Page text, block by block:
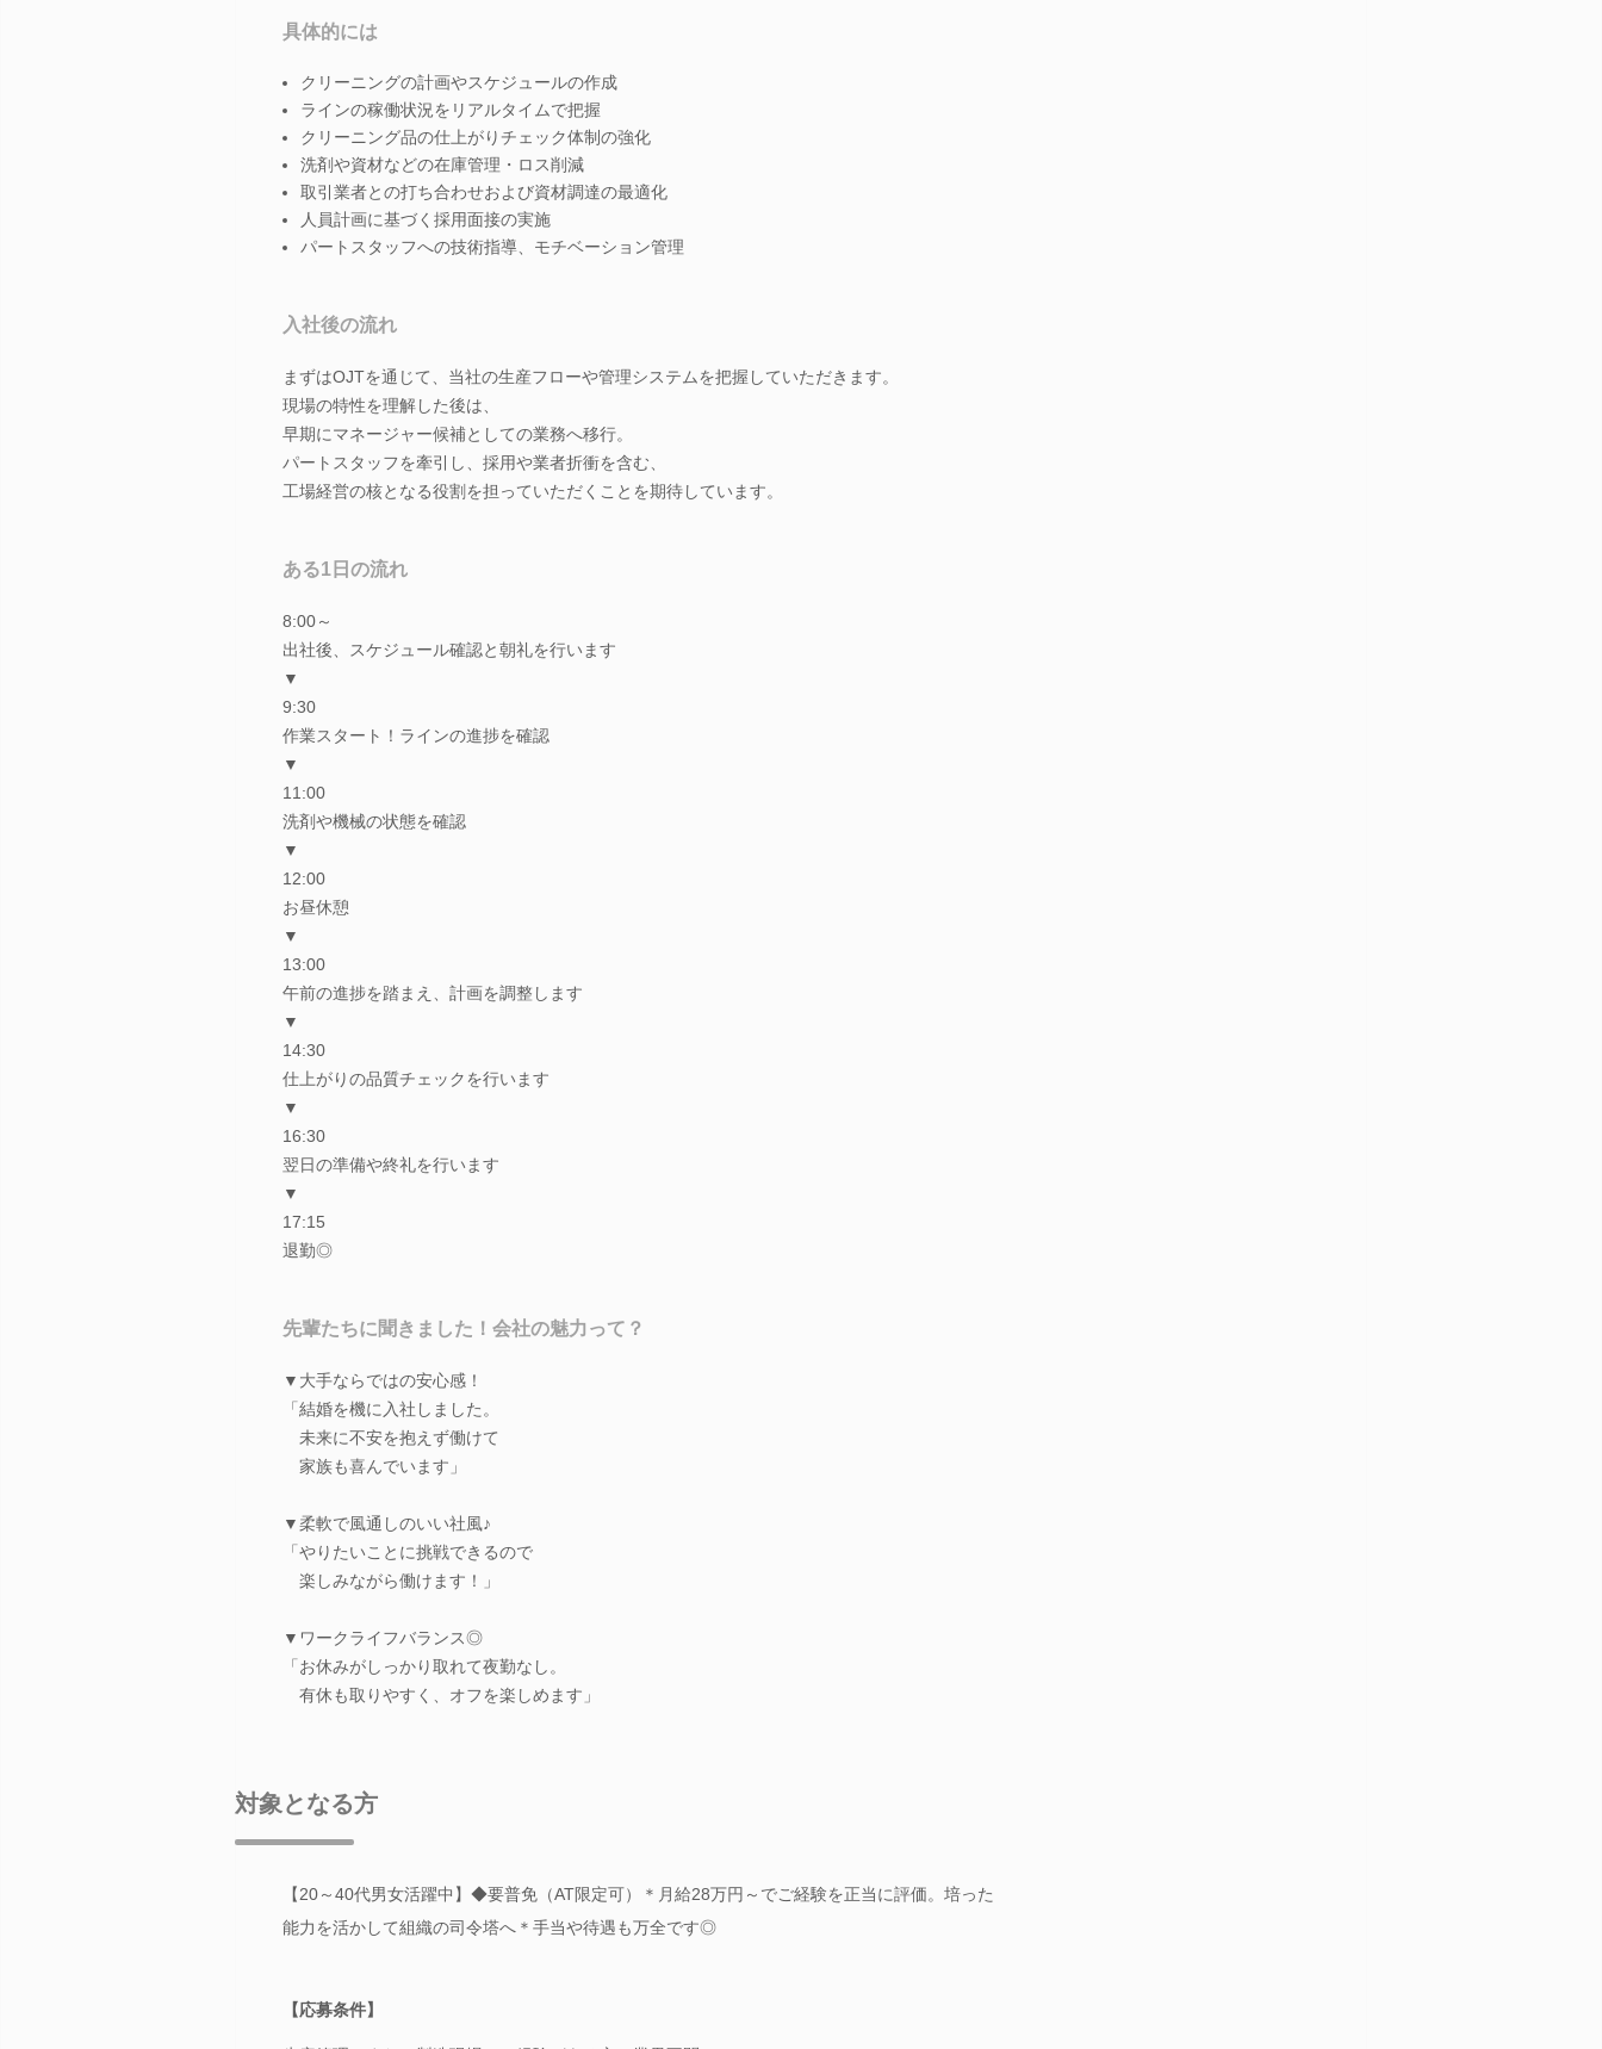
具体的には
クリーニングの計画やスケジュールの作成
ラインの稼働状況をリアルタイムで把握
クリーニング品の仕上がりチェック体制の強化
洗剤や資材などの在庫管理・ロス削減
取引業者との打ち合わせおよび資材調達の最適化
人員計画に基づく採用面接の実施
パートスタッフへの技術指導、モチベーション管理
入社後の流れ
まずはOJTを通じて、当社の生産フローや管理システムを把握していただきます。
現場の特性を理解した後は、
早期にマネージャー候補としての業務へ移行。
パートスタッフを牽引し、採用や業者折衝を含む、
工場経営の核となる役割を担っていただくことを期待しています。
ある1日の流れ
8:00～
出社後、スケジュール確認と朝礼を行います
▼
9:30
作業スタート！ラインの進捗を確認
▼
11:00
洗剤や機械の状態を確認
▼
12:00
お昼休憩
▼
13:00
午前の進捗を踏まえ、計画を調整します
▼
14:30
仕上がりの品質チェックを行います
▼
16:30
翌日の準備や終礼を行います
▼
17:15
退勤◎
先輩たちに聞きました！会社の魅力って？
▼大手ならではの安心感！
「結婚を機に入社しました。
未来に不安を抱えず働けて
家族も喜んでいます」
▼柔軟で風通しのいい社風♪
「やりたいことに挑戦できるので
楽しみながら働けます！」
▼ワークライフバランス◎
「お休みがしっかり取れて夜勤なし。
有休も取りやすく、オフを楽しめます」
対象となる方
【20～40代男女活躍中】◆要普免（AT限定可）＊月給28万円～でご経験を正当に評価。培った
能力を活かして組織の司令塔へ＊手当や待遇も万全です◎
【応募条件】